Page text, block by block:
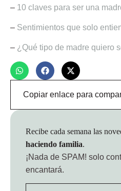
– 10 claves para ser una
– Sentimientos que solo
– ¿Qué tipo de madre quiero
Copiar enlace para
Recibe cada semana las
haciendo familia.
¡Nada de SPAM! solo
encantará.